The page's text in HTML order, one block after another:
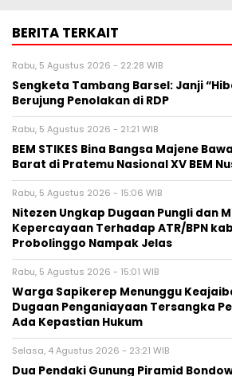
BERITA TERKAIT
Rabu, 5 Agustus 2026 - 22:28 WIB
Sengketa Tambang Barsel: Janji
Berujung Penolakan di RDP
Rabu, 5 Agustus 2026 - 21:21 WIB
BEM STIKES Bina Bangsa Majene
Barat di Pratemu Nasional XV BEM
Rabu, 5 Agustus 2026 - 15:06 WIB
Nitezen Ungkap Dugaan Pungli dan
Kepercayaan Terhadap ATR/BPN
Probolinggo Nampak Jelas
Rabu, 5 Agustus 2026 - 15:01 WIB
Warga Sapikerep Menunggu
Dugaan Penganiayaan Tersangka
Ada Kepastian Hukum
Selasa, 4 Agustus 2026 - 23:21 WIB
Dua Pendaki Gunung Piramid